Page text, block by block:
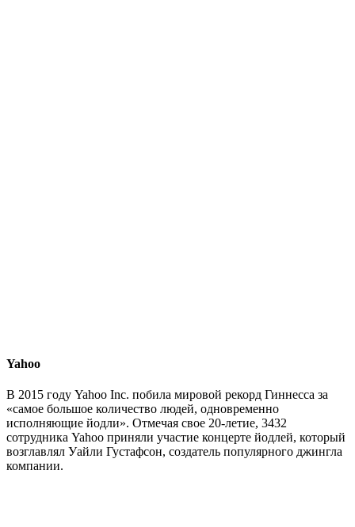
Yahoo
В 2015 году Yahoo Inc. побила мировой рекорд Гиннесса за
«самое большое количество людей, одновременно
исполняющие йодли». Отмечая свое 20-летие, 3432
сотрудника Yahoo приняли участие концерте йодлей, который
возглавлял Уайли Густафсон, создатель популярного джингла
компании.